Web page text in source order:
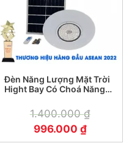
Đèn Năng Lượng Mặt Trời
Hight Bay Có Choá Năng
(200W)1.400.000₫
996.000 ₫